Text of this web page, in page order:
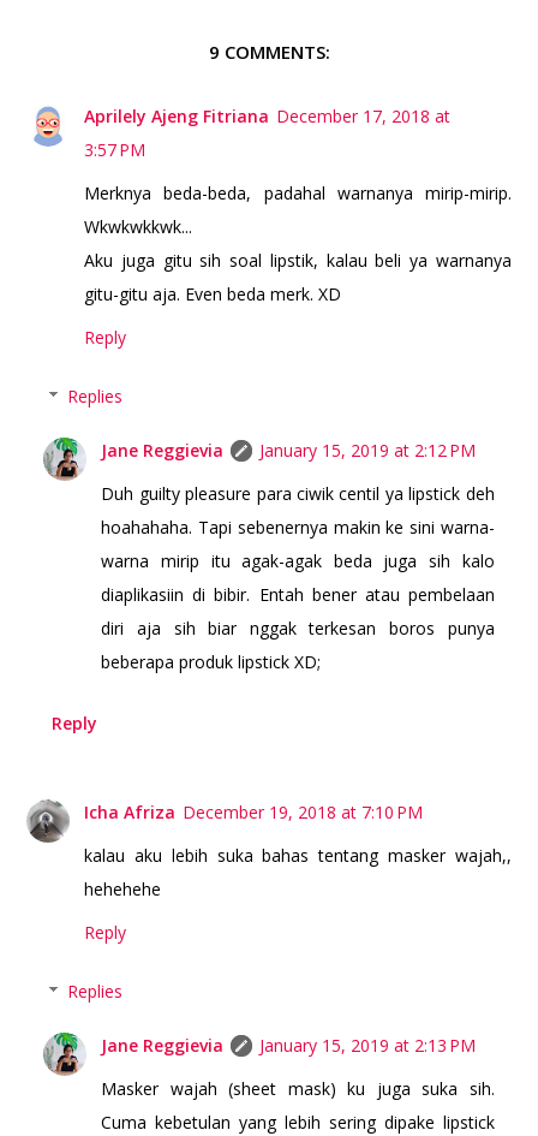
9 COMMENTS:
Aprilely Ajeng Fitriana December 17, 2018 at
3:57 PM
Merknya beda-beda, padahal warnanya mirip-mirip.
Wkwkwkkwk...
Aku juga gitu sih soal lipstik, kalau beli ya warnanya
gitu-gitu aja. Even beda merk. XD
Reply
Replies
Jane Reggievia
January 15, 2019 at 2:12 PM
Duh guilty pleasure para ciwik centil ya lipstick deh
hoahahaha. Tapi sebenernya makin ke sini warna-
warna mirip itu agak-agak beda juga sih kalo
diaplikasiin di bibir. Entah bener atau pembelaan
diri aja sih biar nggak terkesan boros punya
beberapa produk lipstick XD;
Reply
Icha Afriza December 19, 2018 at 7:10 PM
kalau aku lebih suka bahas tentang masker wajah,,
hehehehe
Reply
Replies
Jane Reggievia
January 15, 2019 at 2:13 PM
Masker wajah (sheet mask) ku juga suka sih.
Cuma kebetulan yang lebih sering dipake lipstick